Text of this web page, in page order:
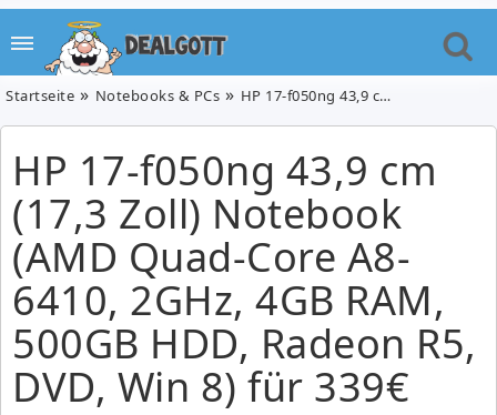
Startseite Notebooks & PCs HP 17-f050ng 43,9 cm (17,3 Zoll) Note­book (AMD Quad-Core A8-6410, 2GHz, 4GB RAM, 500GB HDD, Radeon R5, DVD, Win 8) für 339€
HP 17-f050ng 43,9 cm
(17,3 Zoll) Note­book
(AMD Quad-Core A8-
6410, 2GHz, 4GB RAM,
500GB HDD, Radeon R5,
DVD, Win 8) für 339€